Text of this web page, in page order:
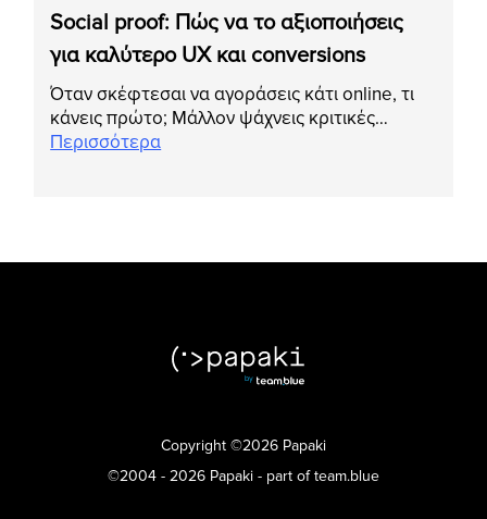
Social proof: Πώς να το αξιοποιήσεις
για καλύτερο UX και conversions
Όταν σκέφτεσαι να αγοράσεις κάτι online, τι
κάνεις πρώτο; Μάλλον ψάχνεις κριτικές…
Περισσότερα
Copyright ©2026 Papaki
©2004 - 2026 Papaki - part of team.blue